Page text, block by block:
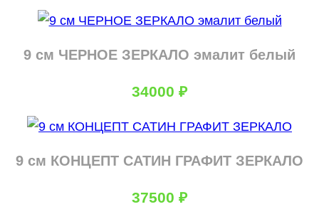
9 см ЧЕРНОЕ ЗЕРКАЛО эмалит белый
34000 ₽
9 см КОНЦЕПТ САТИН ГРАФИТ ЗЕРКАЛО
37500 ₽